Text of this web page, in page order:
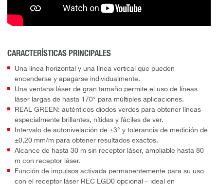
CARACTERÍSTICAS PRINCIPALES
Una línea horizontal y una línea vertical que pueden
encenderse y apagarse individualmente.
Una ventana láser de gran tamaño permite el uso de líneas
láser largas de hasta 170° para múltiples aplicaciones.
REAL GREEN: auténticos diodos verdes para obtener líneas
especialmente brillantes, nítidas y fáciles de ver.
Intervalo de autonivelación de ±3° y tolerancia de medición de
±0,20 mm/m para obtener resultados exactos.
Alcance de hasta 30 m sin receptor láser, ampliable hasta 80
m con receptor láser.
Función de impulsos activada permanentemente para su uso
con el receptor láser REC LGD0 opcional – ideal en